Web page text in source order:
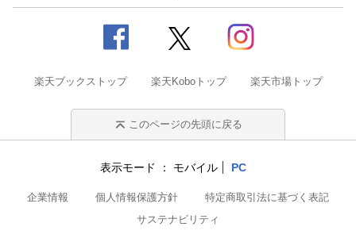
楽天ブックストップ 楽天Koboトップ 楽天市場トップ
このページの先頭に戻る
表示モード モバイル PC
企業情報 個人情報保護方針
特定商取引法に基づく表記
サステナビリティ